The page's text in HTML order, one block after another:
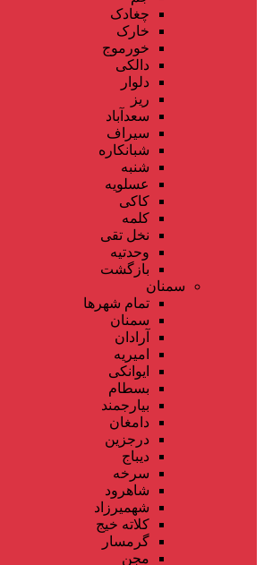
چغادک
خارک
خورموج
دالکی
دلوار
ریز
سعدآباد
سیراف
شبانکاره
شنبه
عسلویه
کاکی
کلمه
نخل تقی
وحدتیه
بازگشت
سمنان
تمام شهر‌ها
سمنان
آرادان
امیریه
ایوانکی
بسطام
بیارجمند
دامغان
درجزین
دیباج
سرخه
شاهرود
شهمیرزاد
کلاته خیج
گرمسار
مجن